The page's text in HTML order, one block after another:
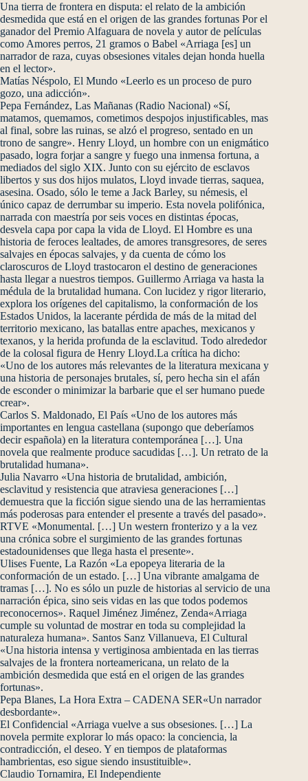
Una tierra de frontera en disputa: el relato de la ambición
desmedida que está en el origen de las grandes fortunas Por el
ganador del Premio Alfaguara de novela y autor de películas
como Amores perros, 21 gramos o Babel «Arriaga [es] un
narrador de raza, cuyas obsesiones vitales dejan honda huella
en el lector».
Matías Néspolo, El Mundo «Leerlo es un proceso de puro
gozo, una adicción».
Pepa Fernández, Las Mañanas (Radio Nacional) «Sí,
matamos, quemamos, cometimos despojos injustificables, mas
al final, sobre las ruinas, se alzó el progreso, sentado en un
trono de sangre». Henry Lloyd, un hombre con un enigmático
pasado, logra forjar a sangre y fuego una inmensa fortuna, a
mediados del siglo XIX. Junto con su ejército de esclavos
libertos y sus dos hijos mulatos, Lloyd invade tierras, saquea,
asesina. Osado, sólo le teme a Jack Barley, su némesis, el
único capaz de derrumbar su imperio. Esta novela polifónica,
narrada con maestría por seis voces en distintas épocas,
desvela capa por capa la vida de Lloyd. El Hombre es una
historia de feroces lealtades, de amores transgresores, de seres
salvajes en épocas salvajes, y da cuenta de cómo los
claroscuros de Lloyd trastocaron el destino de generaciones
hasta llegar a nuestros tiempos. Guillermo Arriaga va hasta la
médula de la brutalidad humana. Con lucidez y rigor literario,
explora los orígenes del capitalismo, la conformación de los
Estados Unidos, la lacerante pérdida de más de la mitad del
territorio mexicano, las batallas entre apaches, mexicanos y
texanos, y la herida profunda de la esclavitud. Todo alrededor
de la colosal figura de Henry Lloyd.La crítica ha dicho:
«Uno de los autores más relevantes de la literatura mexicana y
una historia de personajes brutales, sí, pero hecha sin el afán
de esconder o minimizar la barbarie que el ser humano puede
crear».
Carlos S. Maldonado, El País «Uno de los autores más
importantes en lengua castellana (supongo que deberíamos
decir española) en la literatura contemporánea […]. Una
novela que realmente produce sacudidas […]. Un retrato de la
brutalidad humana».
Julia Navarro «Una historia de brutalidad, ambición,
esclavitud y resistencia que atraviesa generaciones […]
demuestra que la ficción sigue siendo una de las herramientas
más poderosas para entender el presente a través del pasado».
RTVE «Monumental. […] Un western fronterizo y a la vez
una crónica sobre el surgimiento de las grandes fortunas
estadounidenses que llega hasta el presente».
Ulises Fuente, La Razón «La epopeya literaria de la
conformación de un estado. […] Una vibrante amalgama de
tramas […]. No es sólo un puzle de historias al servicio de una
narración épica, sino seis vidas en las que todos podemos
reconocernos». Raquel Jiménez Jiménez, Zenda«Arriaga
cumple su voluntad de mostrar en toda su complejidad la
naturaleza humana». Santos Sanz Villanueva, El Cultural
«Una historia intensa y vertiginosa ambientada en las tierras
salvajes de la frontera norteamericana, un relato de la
ambición desmedida que está en el origen de las grandes
fortunas».
Pepa Blanes, La Hora Extra – CADENA SER«Un narrador
desbordante».
El Confidencial «Arriaga vuelve a sus obsesiones. […] La
novela permite explorar lo más opaco: la conciencia, la
contradicción, el deseo. Y en tiempos de plataformas
hambrientas, eso sigue siendo insustituible».
Claudio Tornamira, El Independiente